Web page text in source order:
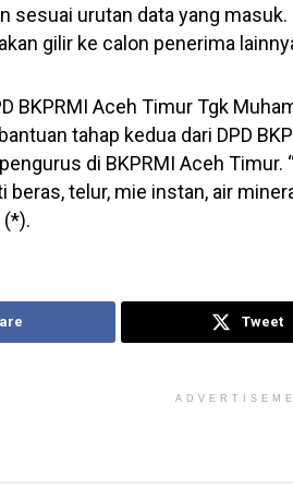
sesuai urutan data yang
gilir ke calon penerima
BKPRMI Aceh Timur Tgk
tahap kedua dari DPD
di BKPRMI Aceh
telur, mie instan, air
Tweet